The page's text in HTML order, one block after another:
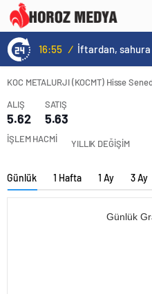
16:55 / İftardan, sahura
KOC METALURJI (KOCMT) Hisse
ALIŞ
5.62
SATIŞ
5.63
İŞLEM HACMİ YILLIK DEĞİŞİM
Günlük 1 Hafta 1 Ay 3 Ay
Günlük